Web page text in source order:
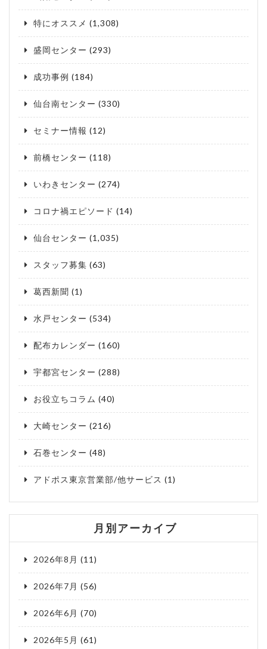
特にオススメ (1,308)
盛岡センター (293)
成功事例 (184)
仙台南センター (330)
セミナー情報 (12)
前橋センター (118)
いわきセンター (274)
コロナ禍エピソード (14)
仙台センター (1,035)
スタッフ募集 (63)
葛西新聞 (1)
水戸センター (534)
配布カレンダー (160)
宇都宮センター (288)
お役立ちコラム (40)
大崎センター (216)
石巻センター (48)
アドポス東京営業部/他サービス (1)
月別アーカイブ
2026年8月 (11)
2026年7月 (56)
2026年6月 (70)
2026年5月 (61)